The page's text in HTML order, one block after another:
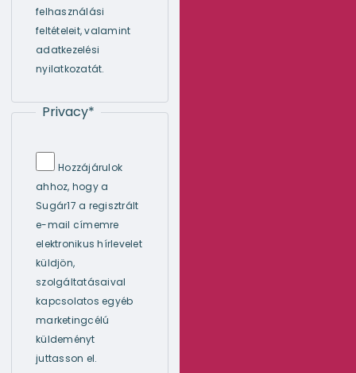
felhasználási
feltételeit, valamint
adatkezelési
nyilatkozatát.
Privacy*
Hozzájárulok
ahhoz, hogy a
Sugár17 a regisztrált
e-mail címemre
elektronikus hírlevelet
küldjön,
szolgáltatásaival
kapcsolatos egyéb
marketingcélú
küldeményt
juttasson el.